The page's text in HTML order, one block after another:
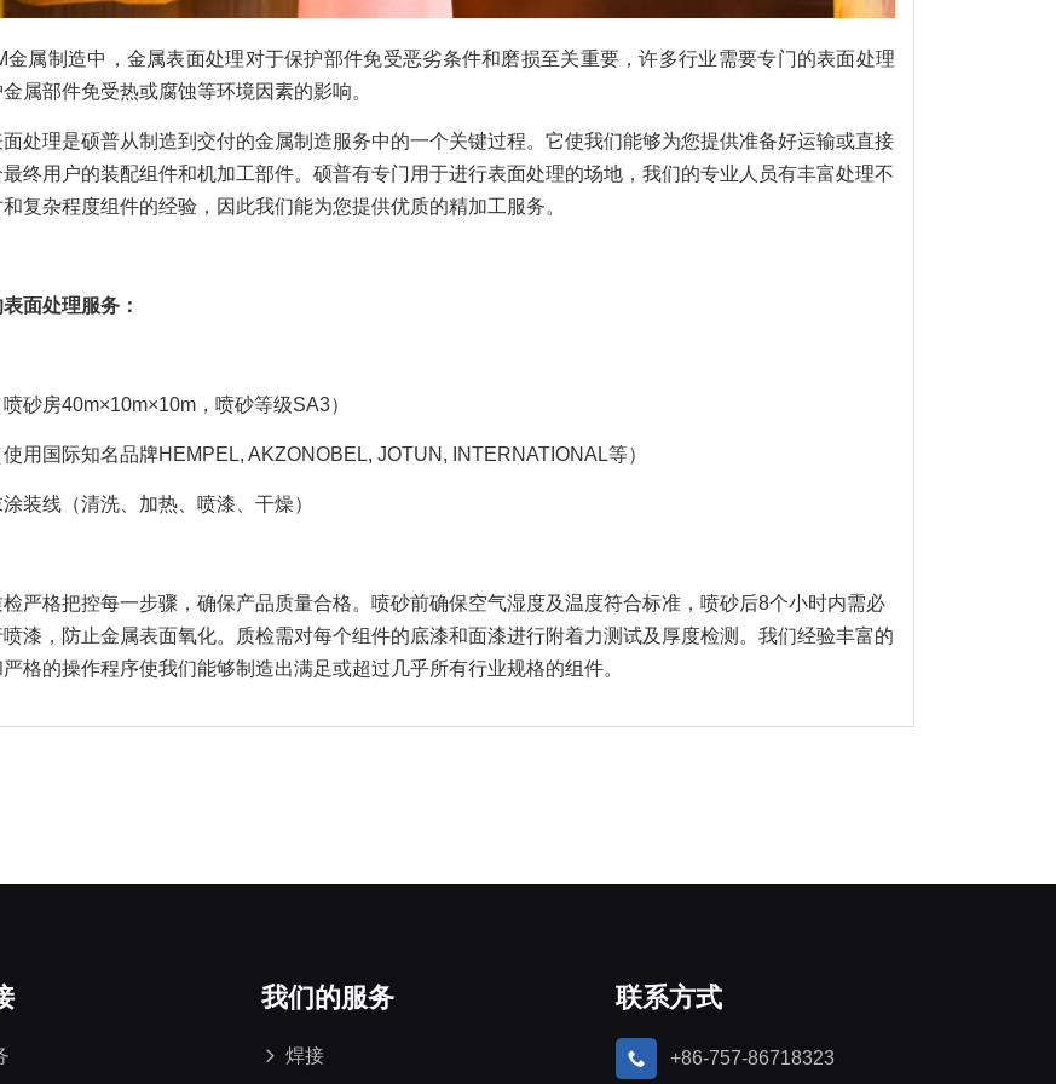
金属制造中，金属表面处理对于保护部件免受恶劣条件和磨损至关重要，许多行业需要专门的表面处理
属部件免受热或腐蚀等环境因素的影响。
处理是硕普从制造到交付的金属制造服务中的一个关键过程。它使我们能够为您提供准备好运输或直接
终用户的装配组件和机加工部件。硕普有专门用于进行表面处理的场地，我们的专业人员有丰富处理不
和复杂程度组件的经验，因此我们能为您提供优质的精加工服务。
面处理服务：
砂房40m×10m×10m，喷砂等级SA3）
用国际知名品牌HEMPEL, AKZONOBEL, JOTUN, INTERNATIONAL等）
装线（清洗、加热、喷漆、干燥）
严格把控每一步骤，确保产品质量合格。喷砂前确保空气湿度及温度符合标准，喷砂后8个小时内需必
漆，防止金属表面氧化。质检需对每个组件的底漆和面漆进行附着力测试及厚度检测。我们经验丰富的
严格的操作程序使我们能够制造出满足或超过几乎所有行业规格的组件。
我们的服务
焊接
联系方式
+86-757-86718323